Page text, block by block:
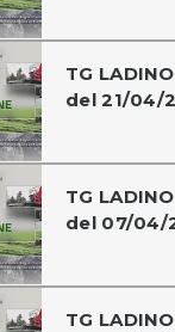
TG LADINO
del 21/04/
TG LADINO
del 07/04/
TG LADINO